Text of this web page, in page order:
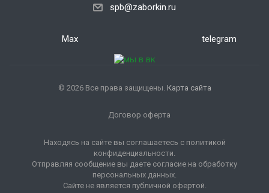
spb@zaborkin.ru
Max telegram
© 2026 Все права защищены. Карта сайта
Договор оферта
Находясь на сайте вы соглашаетесь с политикой
конфиденциальности.
Отправляя сообщение вы даете согласие на обработку
персональных данных.
Сайте не является публичной офертой.